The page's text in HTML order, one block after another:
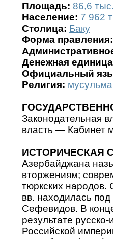
Площадь: 86,6
Население: 7 962
Столица: Баку
Форма правления:
Денежная
Официальный
Религия:
Законодательная
власть — Кабинет
ИСТОРИЧЕСКАЯ
Азербайджана
вторжениям;
тюркских народов.
вв. находилась
Сефевидов. В
результате
Российской